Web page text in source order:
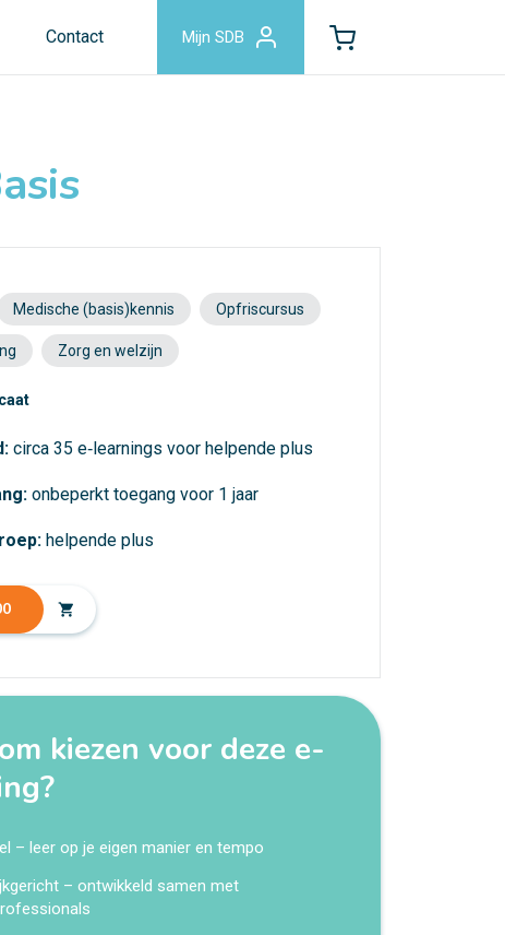
Contact Mijn SDB
Medische (basis)kennis Opfriscursus
Zorg en welzijn
circa 35 e‑learnings voor helpende plus
onbeperkt toegang voor 1 jaar
helpende plus
shopping_cart
kiezen voor deze e-
– leer op je eigen manier en tempo
– ontwikkeld samen met